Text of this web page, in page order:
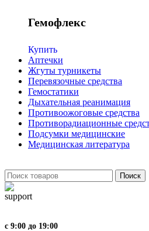
Гемофлекс
Купить
Аптечки
Жгуты турникеты
Перевязочные средства
Гемостатики
Дыхательная реанимация
Противоожоговые средства
Противорадиационные
Подсумки медицинские
Медицинская литература
Поиск
с 9:00 до 19:00